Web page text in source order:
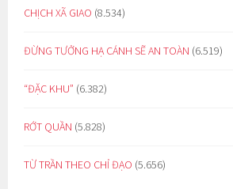
CHỊCH XÃ GIAO (8.534)
ĐỪNG TƯỞNG HẠ CÁNH SẼ AN TOÀN (6.519)
“ĐẶC KHU” (6.382)
RỚT QUẦN (5.828)
TỪ TRẦN THEO CHỈ ĐẠO (5.656)